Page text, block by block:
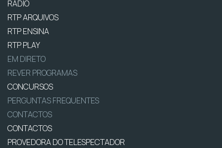
RÁDIO
RTP ARQUIVOS
RTP ENSINA
RTP PLAY
EM DIRETO
REVER PROGRAMAS
CONCURSOS
PERGUNTAS FREQUENTES
CONTACTOS
CONTACTOS
PROVEDORA DO TELESPECTADOR